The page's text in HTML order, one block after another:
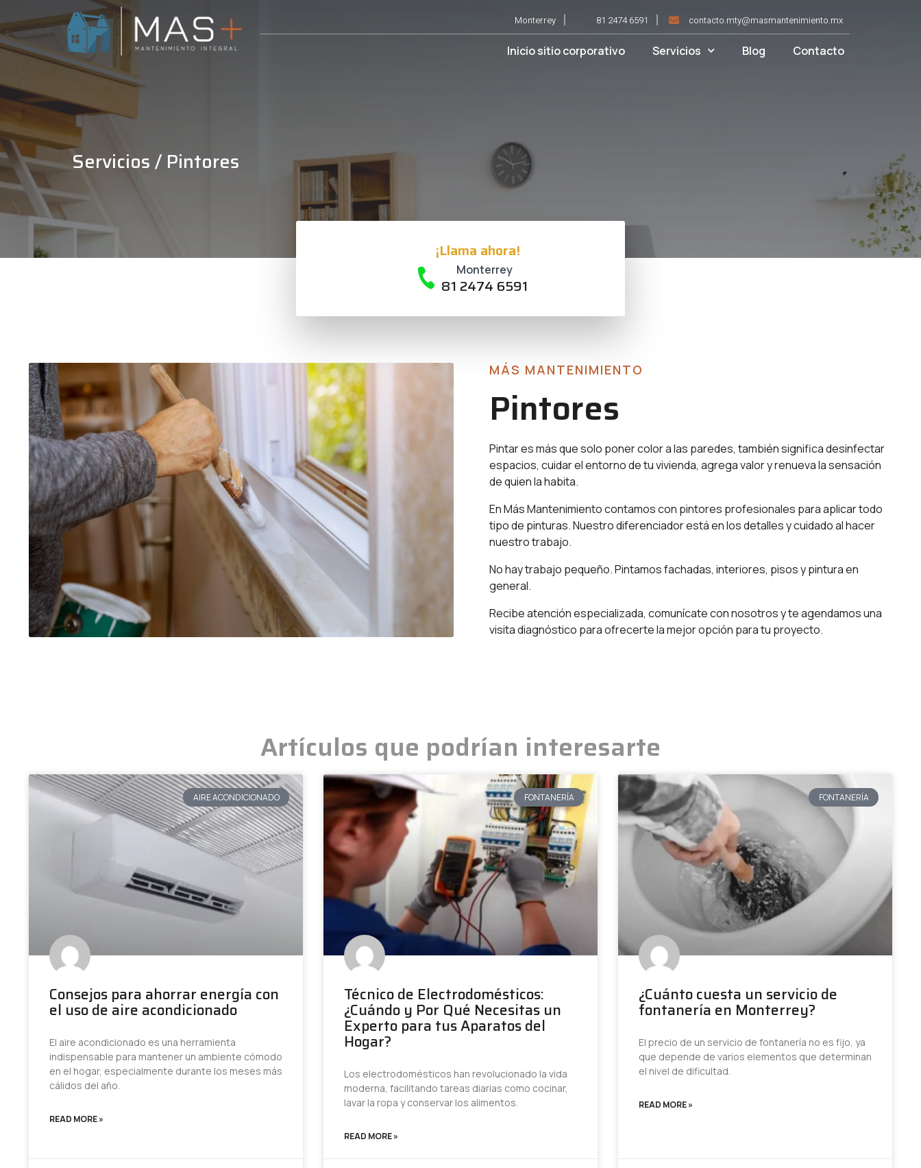
Monterrey 81 2474 6591 contacto.mty@masmantenimiento.mx
Inicio sitio corporativo Servicios Blog Contacto
Servicios/ Pintores
¡Llama ahora!
Monterrey
81 2474 6591
MÁS MANTENIMIENTO
Pintores
Pintar es más que solo poner color a las paredes, también significa desinfectar
espacios, cuidar el entorno de tu vivienda, agrega valor y renueva la sensación
de quien la habita.
En Más Mantenimiento contamos con pintores profesionales para aplicar todo
tipo de pinturas. Nuestro diferenciador está en los detalles y cuidado al hacer
nuestro trabajo.
No hay trabajo pequeño. Pintamos fachadas, interiores, pisos y pintura en
general.
Recibe atención especializada, comunícate con nosotros y te agendamos una
visita diagnóstico para ofrecerte la mejor opción para tu proyecto.
Artículos que podrían interesarte
AIRE ACONDICIONADO
Consejos para ahorrar energía con
el uso de aire acondicionado
El aire acondicionado es una herramienta
indispensable para mantener un ambiente cómodo
en el hogar, especialmente durante los meses más
cálidos del año.
READ MORE »
FONTANERÍA
Técnico de Electrodomésticos:
¿Cuándo y Por Qué Necesitas un
Experto para tus Aparatos del
Hogar?
Los electrodomésticos han revolucionado la vida
moderna, facilitando tareas diarias como cocinar,
lavar la ropa y conservar los alimentos.
READ MORE »
FONTANERÍA
¿Cuánto cuesta un servicio de
fontanería en Monterrey?
El precio de un servicio de fontanería no es fijo, ya
que depende de varios elementos que determinan
el nivel de dificultad.
READ MORE »